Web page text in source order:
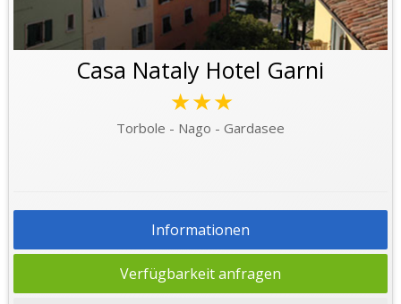
Casa Nataly Hotel Garni
★★★
Torbole - Nago - Gardasee
Informationen
Verfügbarkeit anfragen